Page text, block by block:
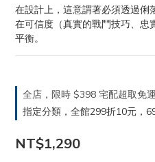
在設計上，這意謂著必須透過俐
在可信度（真實的戰鬥技巧、忠
平衡。
全店，限時 $398 宅配超取免
指定分類，全館299折10元，
NT$1,290